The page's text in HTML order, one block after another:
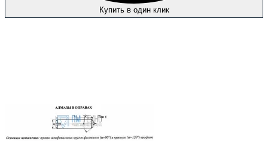
Купить в один клик